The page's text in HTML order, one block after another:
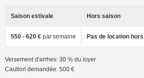
Saison estivale Hors saison
550 - 620 € par semaine Pas de location
Versement d'arrhes: 30 % du loyer
Caution demandée: 500 €